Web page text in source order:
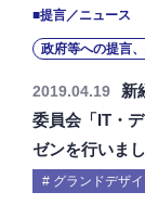
■提言／ニュース
政府等への提言
2019.04.19
新
委員会「IT・
ゼンを行いまし
グランドデザ